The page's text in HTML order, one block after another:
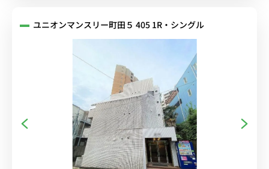
ユニオンマンスリー町田５ 405 1R・シングル